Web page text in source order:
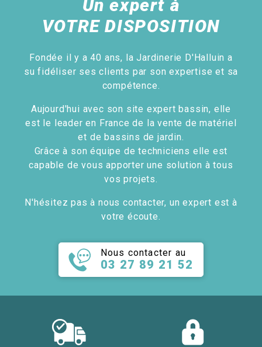
Un expert à
VOTRE DISPOSITION
Fondée il y a 40 ans, la Jardinerie D'Halluin a
su fidéliser ses clients par son expertise et sa
compétence.
Aujourd'hui avec son site expert bassin, elle
est le leader en France de la vente de matériel
et de bassins de jardin.
Grâce à son équipe de techniciens elle est
capable de vous apporter une solution à tous
vos projets.
N'hésitez pas à nous contacter, un expert est à
votre écoute.
Nous contacter au
03 27 89 21 52